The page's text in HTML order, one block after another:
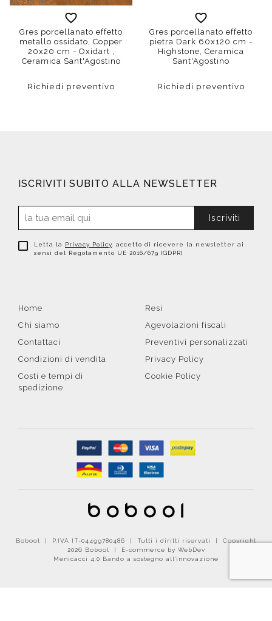
Gres porcellanato effetto
metallo ossidato, Copper
20x20 cm - Oxidart ,
Ceramica Sant'Agostino
Richiedi preventivo
Gres porcellanato effetto
pietra Dark 60x120 cm -
Highstone, Ceramica
Sant'Agostino
Richiedi preventivo
ISCRIVITI SUBITO ALLA NEWSLETTER
Iscriviti
Letta la Privacy Policy , accetto di ricevere la newsletter ai
sensi del Regolamento UE 2016/679 (GDPR)
Home
Chi siamo
Contattaci
Condizioni di vendita
Costi e tempi di
spedizione
Resi
Agevolazioni fiscali
Preventivi personalizzati
Privacy Policy
Cookie Policy
Bobool | P.IVA IT-04499780486 | Tutti i diritti riservati | Copyright
2026 Bobool |
E-commerce by WebDev
Menicacci 4.0 Bando a sostegno all'innovazione